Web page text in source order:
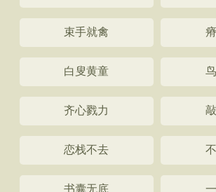
束手就禽
白叟黄童
齐心戮力
恋栈不去
书囊无底